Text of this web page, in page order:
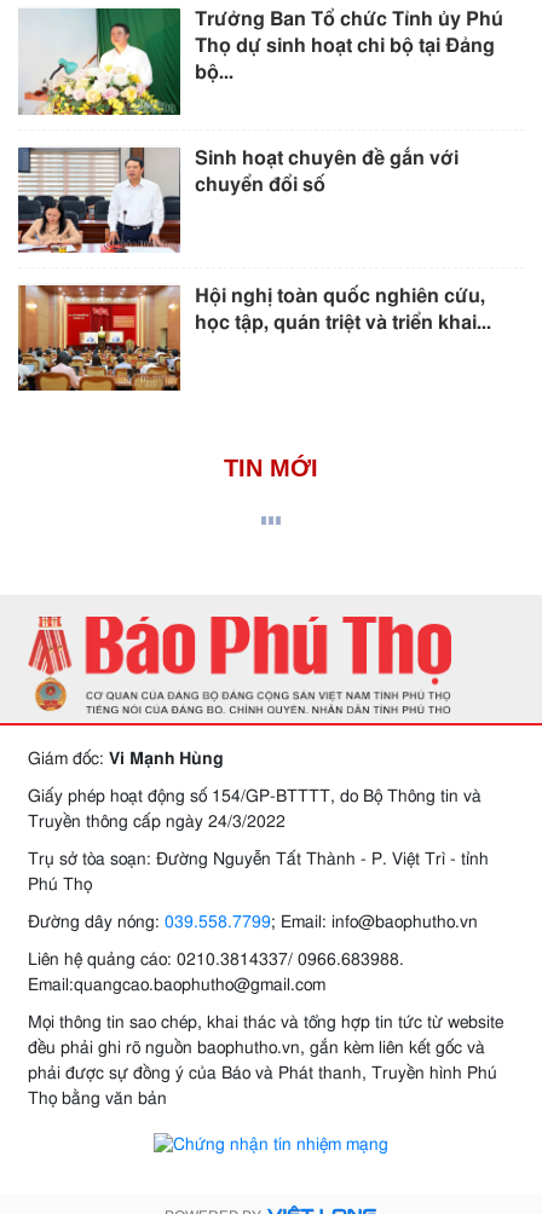
Trưởng Ban Tổ chức Tỉnh ủy Phú
Thọ dự sinh hoạt chi bộ tại Đảng
bộ...
Sinh hoạt chuyên đề gắn với
chuyển đổi số
Hội nghị toàn quốc nghiên cứu,
học tập, quán triệt và triển khai...
TIN MỚI
Giám đốc: Vi Mạnh Hùng
Giấy phép hoạt động số 154/GP-BTTTT, do Bộ Thông tin và
Truyền thông cấp ngày 24/3/2022
Trụ sở tòa soạn: Đường Nguyễn Tất Thành - P. Việt Trì - tỉnh
Phú Thọ
Đường dây nóng: 039.558.7799; Email: info@baophutho.vn
Liên hệ quảng cáo: 0210.3814337/ 0966.683988.
Email:quangcao.baophutho@gmail.com
Mọi thông tin sao chép, khai thác và tổng hợp tin tức từ website
đều phải ghi rõ nguồn baophutho.vn, gắn kèm liên kết gốc và
phải được sự đồng ý của Báo và Phát thanh, Truyền hình Phú
Thọ bằng văn bản